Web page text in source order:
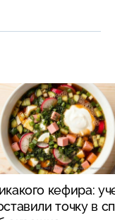
кефира:
точку в